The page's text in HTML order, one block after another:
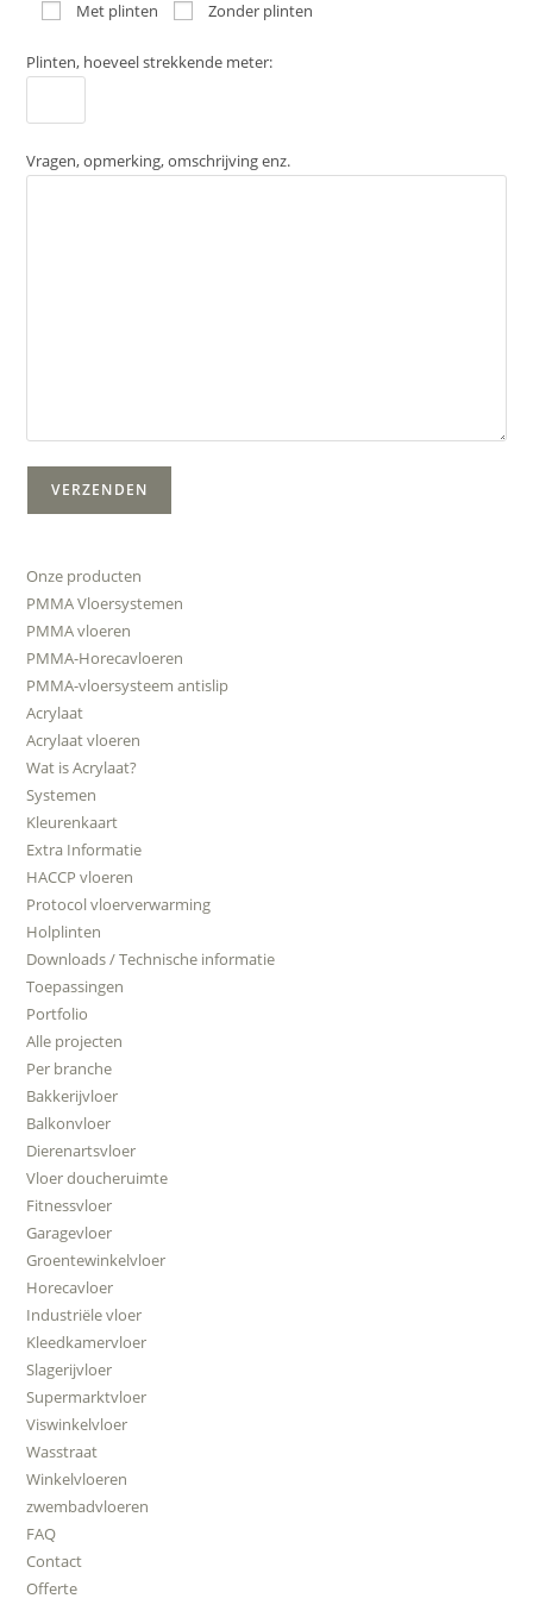
Met plinten Zonder plinten
Plinten, hoeveel strekkende meter:
Vragen, opmerking, omschrijving enz.
Onze producten
PMMA Vloersystemen
PMMA vloeren
PMMA-Horecavloeren
PMMA-vloersysteem antislip
Acrylaat
Acrylaat vloeren
Wat is Acrylaat?
Systemen
Kleurenkaart
Extra Informatie
HACCP vloeren
Protocol vloerverwarming
Holplinten
Downloads / Technische informatie
Toepassingen
Portfolio
Alle projecten
Per branche
Bakkerijvloer
Balkonvloer
Dierenartsvloer
Vloer doucheruimte
Fitnessvloer
Garagevloer
Groentewinkelvloer
Horecavloer
Industriële vloer
Kleedkamervloer
Slagerijvloer
Supermarktvloer
Viswinkelvloer
Wasstraat
Winkelvloeren
zwembadvloeren
FAQ
Contact
Offerte